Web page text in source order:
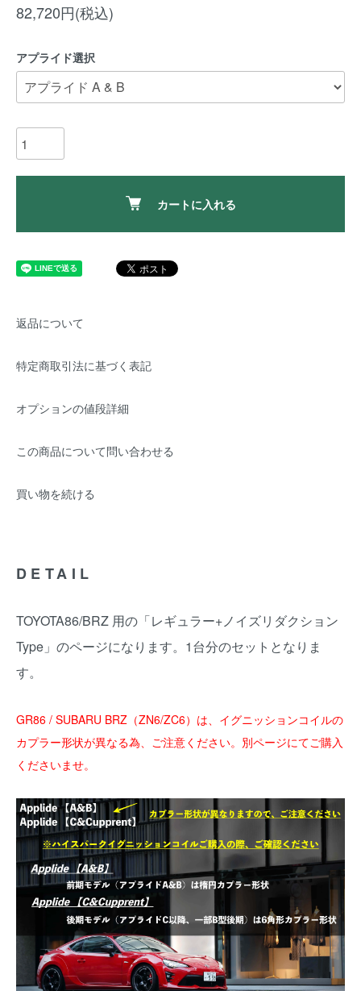
82,720円(税込)
アプライド選択
カートに入れる
返品について
特定商取引法に基づく表記
オプションの値段詳細
この商品について問い合わせる
買い物を続ける
DETAIL
TOYOTA86/BRZ 用の「レギュラー+ノイズリダクション
Type」のページになります。1台分のセットとなりま
す。
GR86 / SUBARU BRZ（ZN6/ZC6）は、イグニッションコイルの
カプラー形状が異なる為、ご注意ください。別ページにてご購入
くださいませ。